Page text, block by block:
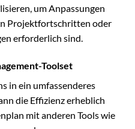
um Anpassungen
Projektfortschritten oder
erforderlich sind.
Toolset
in ein umfassenderes
die Effizienz erheblich
mit anderen Tools wie